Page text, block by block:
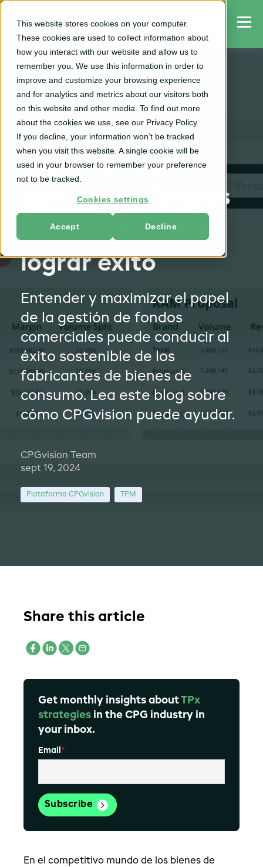
This website stores cookies on your computer.
These cookies are used to collect information about
how you interact with our website and allow us to
remember you. We use this information in order to
improve and customize your browsing experience
and for analytics and metrics about our visitors both
on this website and other media. To find out more
about the cookies we use, see our Privacy Policy.
If you decline, your information won’t be tracked
when you visit this website. A single cookie will be
used in your browser to remember your preference
not to be tracked.
Cookies settings
Accept Decline
Equilibrar
objetivos de
gestión de fondos
comerciales para
lograr éxito
Entender y maximizar el papel
de la gestión de fondos
comerciales puede conducir al
éxito sostenible de los
fabricantes de bienes de
consumo. Lea este blog sobre
cómo CPGvision puede ayudar.
CPGvision Team
sept 19, 2024
Plataforma CPGvision TPM
Share this article
Get monthly insights aboutTPx
strategies in the CPG industry in
your inbox.
Email *
En el competitivo mundo de los bienes de